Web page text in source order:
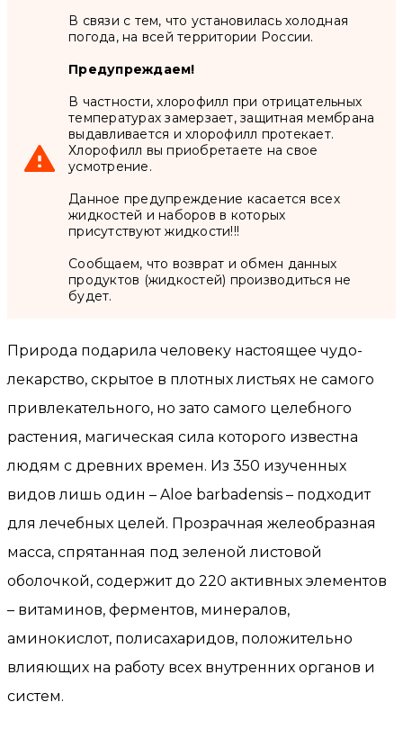
В связи с тем, что установилась холодная
погода, на всей территории России.
Предупреждаем!
В частности, хлорофилл при отрицательных
температурах замерзает, защитная мембрана
выдавливается и хлорофилл протекает.
Хлорофилл вы приобретаете на свое
усмотрение.
Данное предупреждение касается всех
жидкостей и наборов в которых
присутствуют жидкости!!!
Сообщаем, что возврат и обмен данных
продуктов (жидкостей) производиться не
будет.
Природа подарила человеку настоящее чудо-
лекарство, скрытое в плотных листьях не самого
привлекательного, но зато самого целебного
растения, магическая сила которого известна
людям с древних времен. Из 350 изученных
видов лишь один – Aloe barbadensis – подходит
для лечебных целей. Прозрачная желеобразная
масса, спрятанная под зеленой листовой
оболочкой, содержит до 220 активных элементов
– витаминов, ферментов, минералов,
аминокислот, полисахаридов, положительно
влияющих на работу всех внутренних органов и
систем.